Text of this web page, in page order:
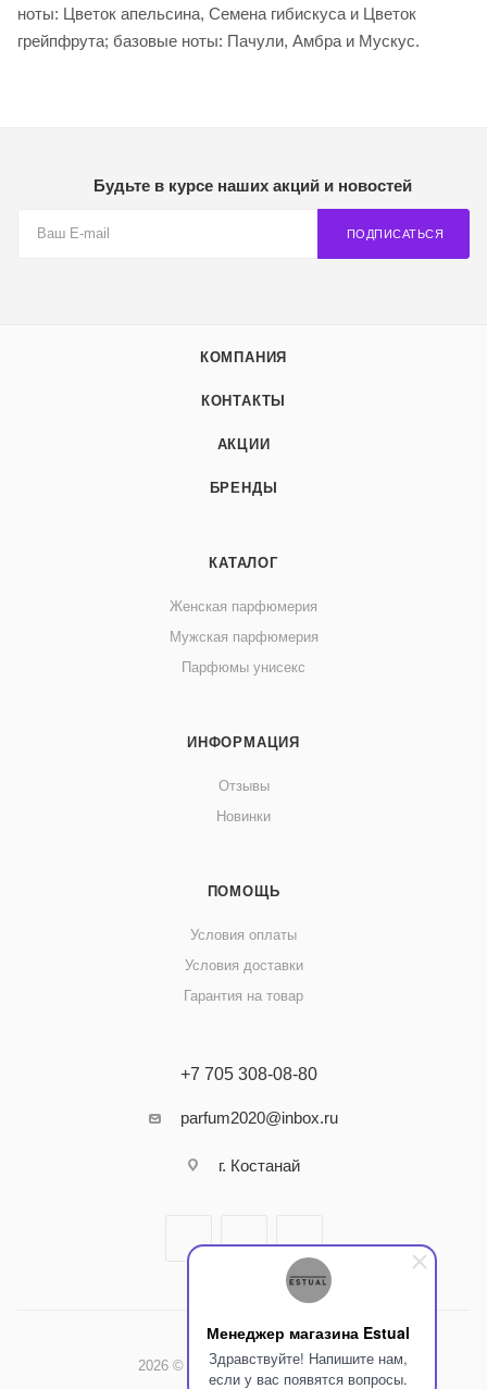
Менеджер магазина Estual
Здравствуйте! Напишите нам,
если у вас появятся вопросы.
ноты: Цветок апельсина, Семена гибискуса и Цветок
грейпфрута; базовые ноты: Пачули, Амбра и Мускус.
Будьте в курсе наших акций и новостей
ПОДПИСАТЬСЯ
КОМПАНИЯ
КОНТАКТЫ
АКЦИИ
БРЕНДЫ
КАТАЛОГ
Женская парфюмерия
Мужская парфюмерия
Парфюмы унисекс
ИНФОРМАЦИЯ
Отзывы
Новинки
ПОМОЩЬ
Условия оплаты
Условия доставки
Гарантия на товар
+7 705 308-08-80
parfum2020@inbox.ru
г. Костанай
2026 © Интернет-магазин Estual